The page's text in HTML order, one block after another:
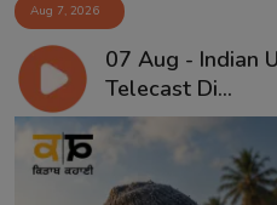
Aug 7, 2026
07 Aug - Indian
Telecast Di...